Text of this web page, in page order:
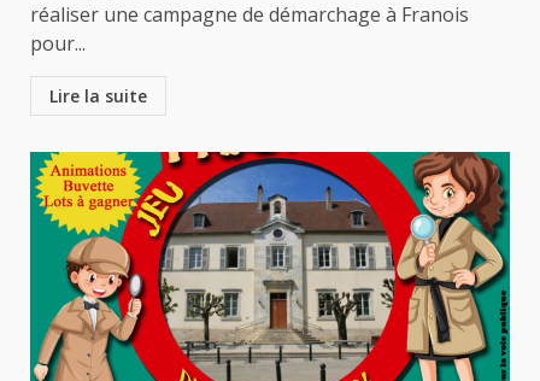
réaliser une campagne de démarchage à Franois
pour...
Lire la suite